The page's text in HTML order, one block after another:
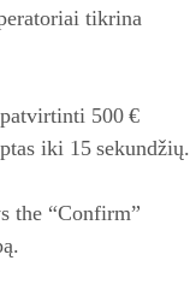
tikrina
500 €
iki 15 sekundžių.
the “Confirm”